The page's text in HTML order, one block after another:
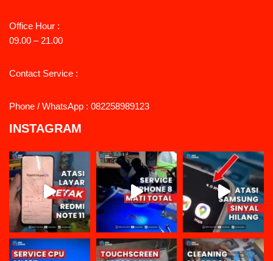
Office Hour :
09.00 – 21.00
Contact Service :
Phone / WhatsApp : 082258989123
INSTAGRAM